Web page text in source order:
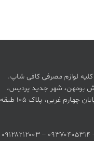
لوازم مصرفی کافی شاپ.
بومهن، شهر جدید پردیس،
خرمدشت، بلوار اصلی خرمدشت، خیابان چهارم غربی، پلاک ۱۰۵ طبقه